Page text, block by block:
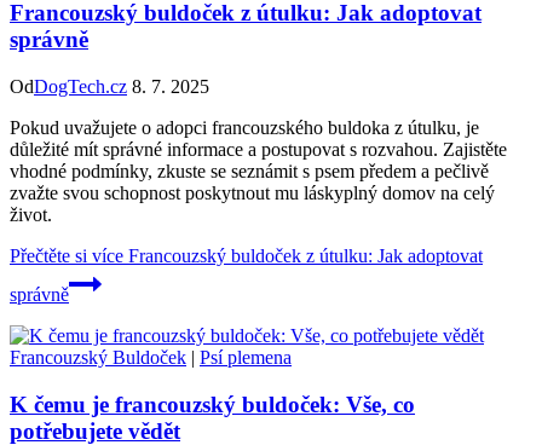
Francouzský buldoček z útulku: Jak adoptovat
správně
OdDogTech.cz 8. 7. 2025
Pokud uvažujete o adopci francouzského buldoka z útulku, je
důležité mít správné informace a postupovat s rozvahou. Zajistěte
vhodné podmínky, zkuste se seznámit s psem předem a pečlivě
zvažte svou schopnost poskytnout mu láskyplný domov na celý
život.
Přečtěte si více Francouzský buldoček z útulku: Jak adoptovat
správně
Francouzský Buldoček | Psí plemena
K čemu je francouzský buldoček: Vše, co
potřebujete vědět